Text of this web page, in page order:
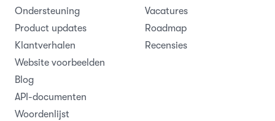
Ondersteuning
Product updates
Klantverhalen
Website voorbeelden
Blog
API-documenten
Woordenlijst
Vacatures
Roadmap
Recensies